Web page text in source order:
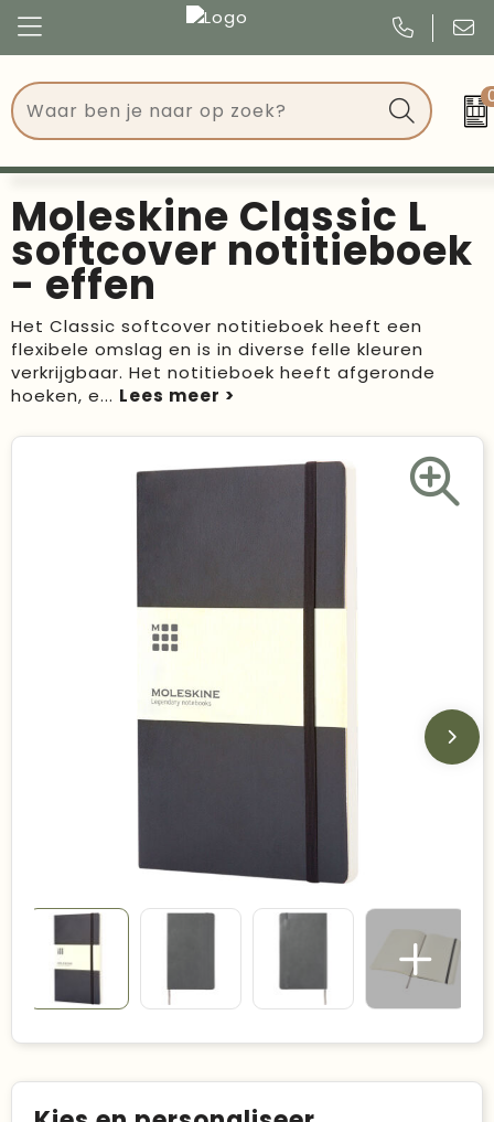
Tassen
Drinkwaren
Events
Give Aways
Geschenken
Kantoorartikelen
Recycled
Bestsellers
Congres
Events
Kerst
Verjaardagen
Voetbal, EK en WK
Moleskine Classic L
softcover notitieboek
- effen
Het Classic softcover notitieboek heeft een
flexibele omslag en is in diverse felle kleuren
verkrijgbaar. Het notitieboek heeft afgeronde
hoeken, e...